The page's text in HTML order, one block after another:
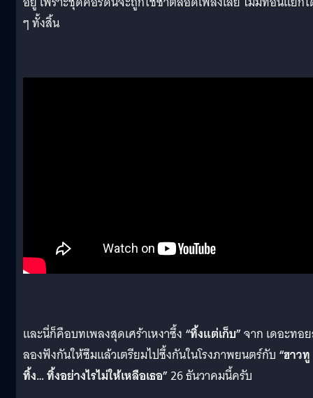
ๆ ทั้งสิ้น
และนี่ก็คือบทเพลงสุดเศร้าเหงาซึ้ง “ทิ้งแต่เก็บ”จาก เดอะทอ
ลองฟังกันให้ซึมแล้วเตรียมไปซึ้งกันในโรงภาพยนตร์กับ “ฮาวทู
ทิ้ง… ทิ้งอย่างไรไม่ให้เหลือเธอ” 26 ธันวาคมนี้ครับ